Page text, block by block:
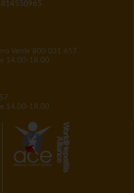
Verde 800 031 657
14.00-18.00
14.00-18.00